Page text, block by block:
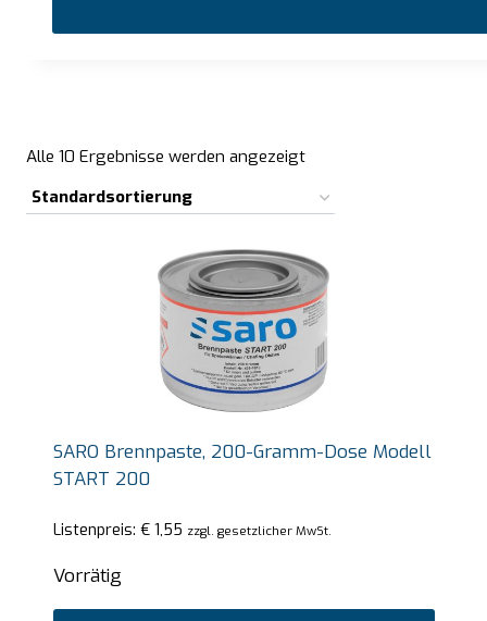
Alle 10 Ergebnisse werden angezeigt
SARO Brennpaste, 200-Gramm-Dose Modell
START 200
Listenpreis: €1,55 zzgl. gesetzlicher MwSt.
Vorrätig